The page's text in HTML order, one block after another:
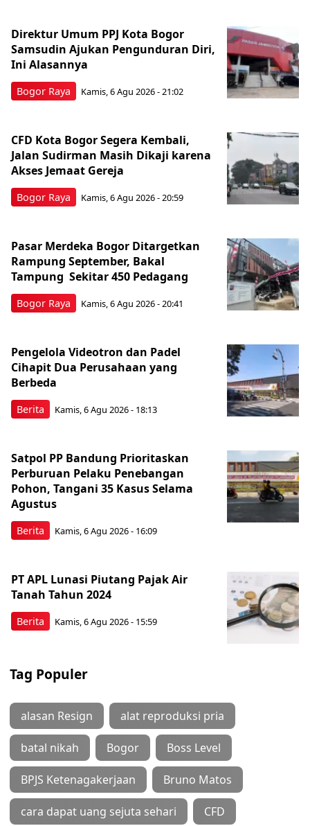
Bogor Raya
Direktur Umum PPJ Kota Bogor
Samsudin Ajukan Pengunduran Diri,
Ini Alasannya
Kamis, 6 Agu 2026 - 21:02
Bogor Raya
CFD Kota Bogor Segera Kembali,
Jalan Sudirman Masih Dikaji karena
Akses Jemaat Gereja
Kamis, 6 Agu 2026 - 20:59
Bogor Raya
Pasar Merdeka Bogor Ditargetkan
Rampung September, Bakal
Tampung Sekitar 450 Pedagang
Kamis, 6 Agu 2026 - 20:41
Berita
Pengelola Videotron dan Padel
Cihapit Dua Perusahaan yang
Berbeda
Kamis, 6 Agu 2026 - 18:13
Berita
Satpol PP Bandung Prioritaskan
Perburuan Pelaku Penebangan
Pohon, Tangani 35 Kasus Selama
Agustus
Kamis, 6 Agu 2026 - 16:09
Berita
PT APL Lunasi Piutang Pajak Air
Tanah Tahun 2024
Kamis, 6 Agu 2026 - 15:59
Tag Populer
alasan Resign alat reproduksi pria
batal nikah Bogor Boss Level
BPJS Ketenagakerjaan Bruno Matos
cara dapat uang sejuta sehari CFD